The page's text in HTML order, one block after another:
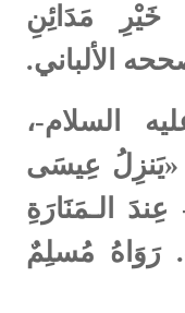
مَدَائِنِ
الألباني.
السلام-،
«يَنزِلُ عِيسَى
الـمَنَارَةِ
رَوَاهُ مُسلِمٌ